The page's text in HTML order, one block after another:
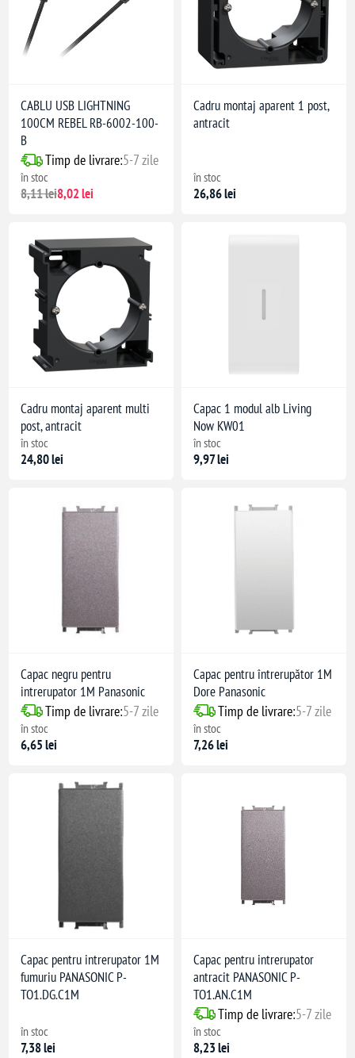
carcasă
GF30: buton de eliberare
CABLU USB LIGHTNING
100CM REBEL RB-6002-100-
B
Timp de livrare:5-7 zile
în stoc
8,11 lei8,02 lei
Cadru montaj aparent 1 post,
antracit
în stoc
26,86 lei
Cadru montaj aparent multi
post, antracit
în stoc
24,80 lei
Capac 1 modul alb Living
Now KW01
în stoc
9,97 lei
Capac negru pentru
intrerupator 1M Panasonic
Timp de livrare:5-7 zile
în stoc
6,65 lei
Capac pentru întrerupător 1M
Dore Panasonic
Timp de livrare:5-7 zile
în stoc
7,26 lei
Capac pentru intrerupator 1M
fumuriu PANASONIC P-
TO1.DG.C1M
în stoc
7,38 lei
Capac pentru intrerupator
antracit PANASONIC P-
TO1.AN.C1M
Timp de livrare:5-7 zile
în stoc
8,23 lei